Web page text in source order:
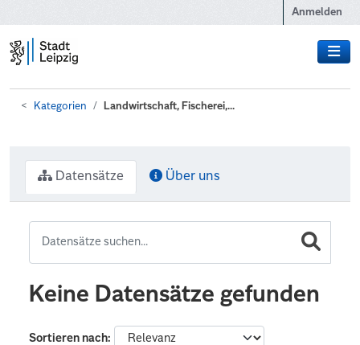
Anmelden
Kategorien Landwirtschaft, Fischerei,...
Datensätze Über uns
Keine Datensätze gefunden
Sortieren nach